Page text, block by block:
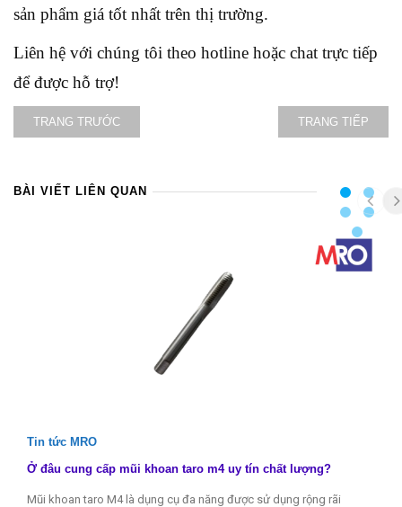
sản phẩm giá tốt nhất trên thị trường.
Liên hệ với chúng tôi theo hotline hoặc chat trực tiếp
để được hỗ trợ!
TRANG TRƯỚC TRANG TIẾP
BÀI VIẾT LIÊN QUAN
Tin tức MRO
Ở đâu cung cấp mũi khoan taro m4 uy tín chất lượng?
Mũi khoan taro M4 là dụng cụ đa năng được sử dụng rộng rãi